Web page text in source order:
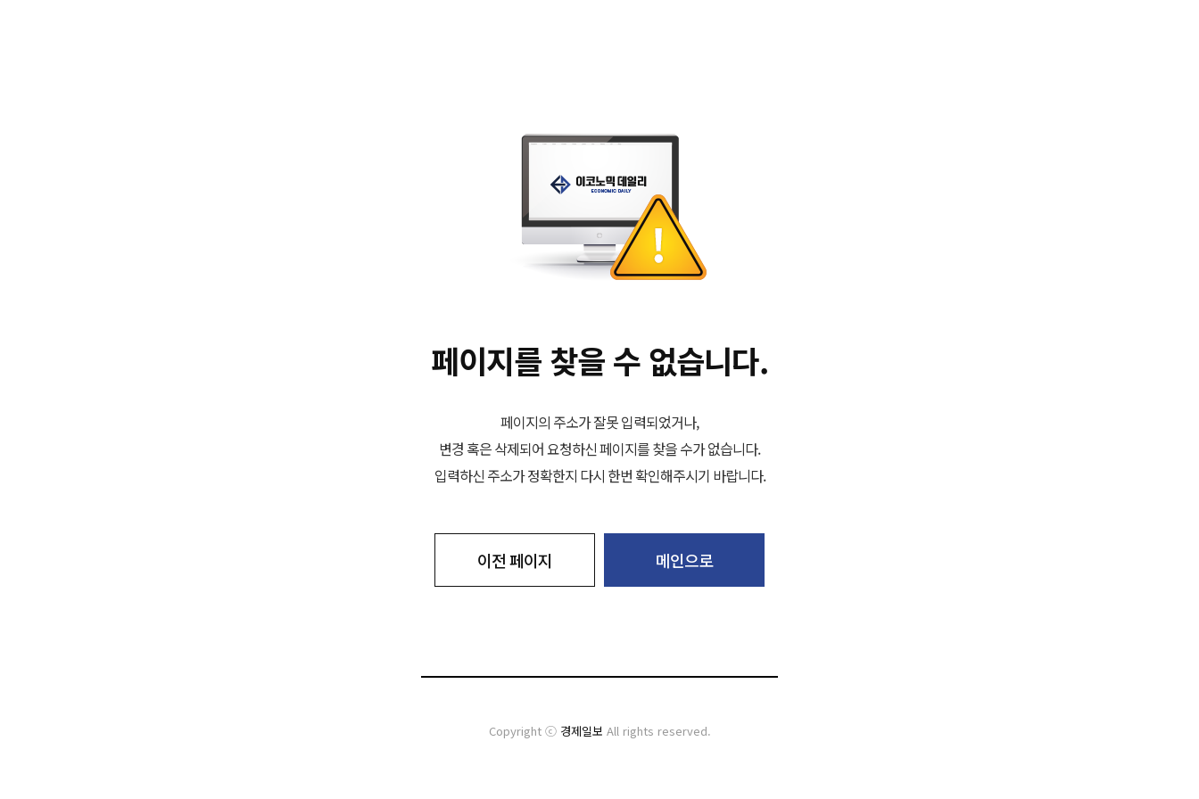
페이지를 찾을 수 없습니다.
페이지의 주소가 잘못 입력되었거나,
변경 혹은 삭제되어 요청하신 페이지를 찾을 수가 없습니다.
입력하신 주소가 정확한지 다시 한번 확인해주시기 바랍니다.
이전 페이지 메인으로
Copyright ⓒ 경제일보 All rights reserved.